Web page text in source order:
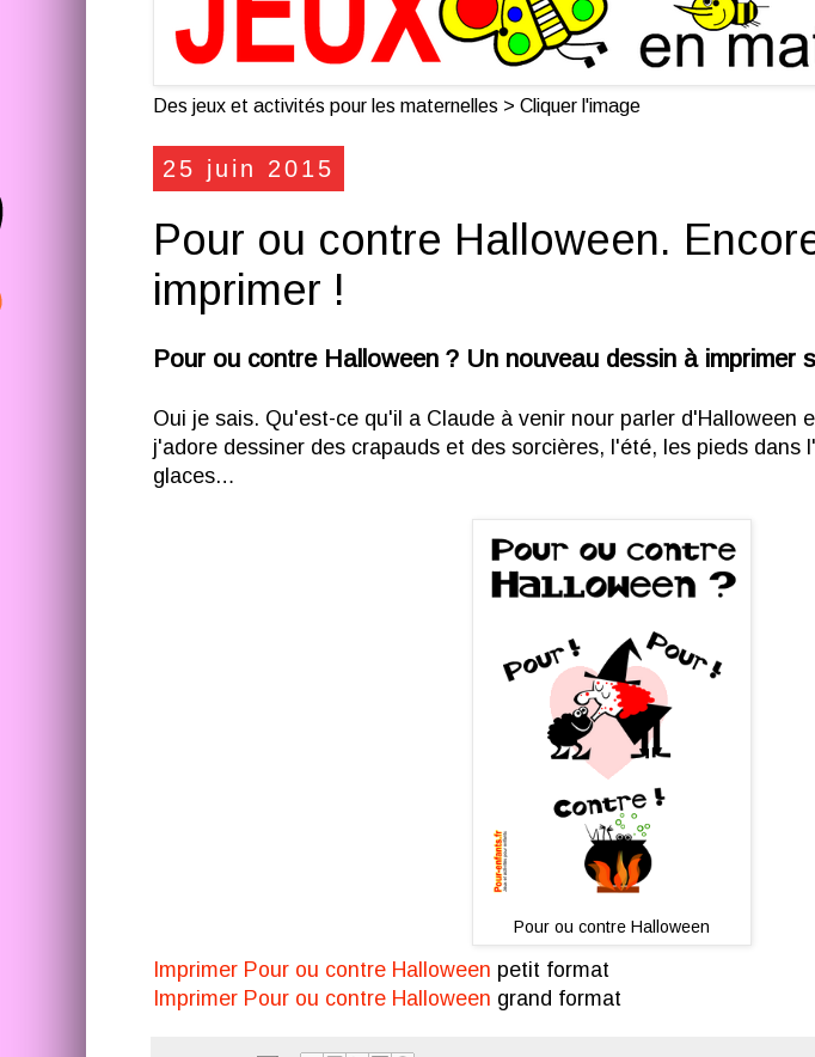
Des jeux et activités pour les maternelles > Cliquer l'image
25 juin 2015
Pour ou contre Halloween.
imprimer !
Pour ou contre Halloween ? Un nouveau dessin à imprimer
Oui je sais. Qu'est-ce qu'il a Claude à venir nour parler d'Halloween
j'adore dessiner des crapauds et des sorcières, l'été, les pieds dans
glaces…
Pour ou contre Halloween
Imprimer Pour ou contre Halloween petit format
Imprimer Pour ou contre Halloween grand format